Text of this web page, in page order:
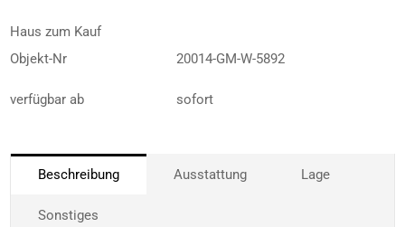
Haus zum Kauf
Objekt-Nr
20014-GM-W-5892
verfügbar ab sofort
Beschreibung Ausstattung Lage
Sonstiges